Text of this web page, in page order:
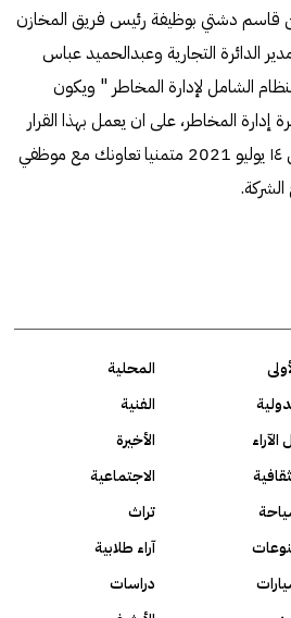
قاسم دشتي بوظيفة رئیس فريق المخازن
الدائرة التجارية وعبدالحميد عباس
الشامل لإدارة المخاطر " ويكون
إدارة المخاطر، على ان يعمل بهذا القرار
اعتبارا من غد الاربعاء الموافق ١٤ يوليو 2021 متمنيا تعاونك مع موظفي
المحلية
الفنية
الآراء
الأخيرة
الاجتماعية
تراث
آراء طلابية
دراسات